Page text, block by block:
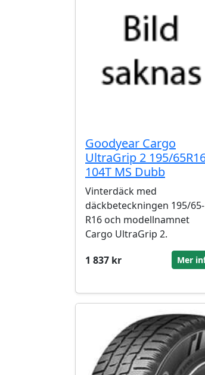
Goodyear Cargo
UltraGrip 2 195/
104T MS Dubb
Vinterdäck med
däckbeteckningen 195/65-
R16 och modellnamnet
Cargo UltraGrip 2.
1 837 kr
Mer